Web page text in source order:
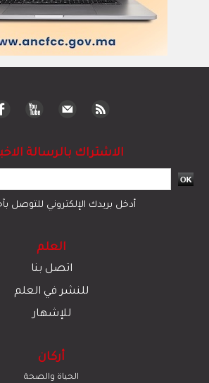
الاشتراك بالرسالة
أدخل بريدك الإلكتروني للتوصل
العلم
اتصل بنا
للنشر في العلم
للإشهار
أركان
الحياة والصحة